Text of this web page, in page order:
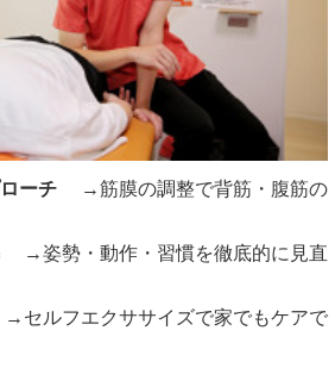
ーチ →筋膜の調整で背筋・腹筋の
→姿勢・動作・習慣を徹底的に見直
ルフエクササイズで家でもケアで